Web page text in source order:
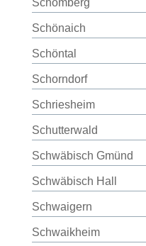
Schömberg
Schönaich
Schöntal
Schorndorf
Schriesheim
Schutterwald
Schwäbisch Gmünd
Schwäbisch Hall
Schwaigern
Schwaikheim